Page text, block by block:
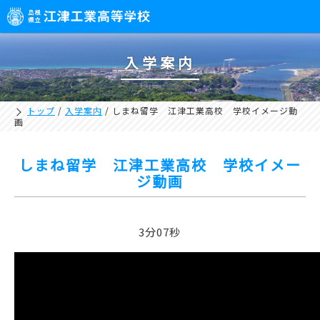
入学案内
トップ / 入学案内 / しまね留学 江津工業高校 学校イメージ動
画
しまね留学 江津工業高校 学校イメー
ジ動画
3分07秒